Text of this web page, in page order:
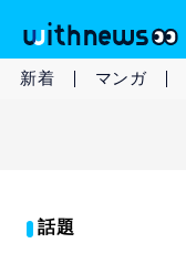
新着 マンガ
話題